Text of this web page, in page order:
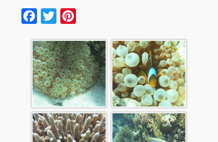
Facebook
Twitter